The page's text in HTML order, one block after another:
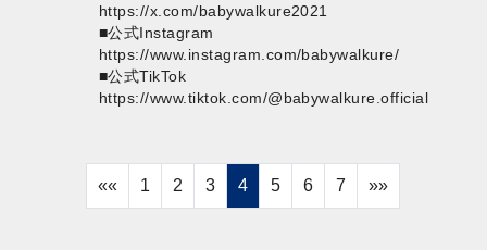
https://x.com/babywalkure2021
■公式Instagram
https://www.instagram.com/babywalkure/
■公式TikTok
https://www.tiktok.com/@babywalkure.official
«« 1 2 3 4 5 6 7 »»